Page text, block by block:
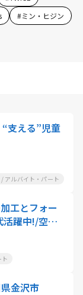
#ミン・ヒジン
支える”児童
/ アルバイト・パート
工とフォー
活躍中!/空調
金沢市